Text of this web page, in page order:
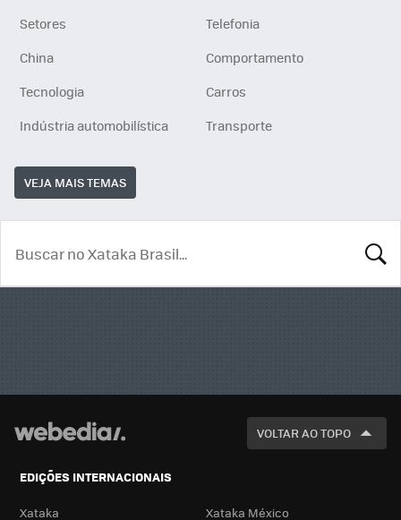
Setores
Telefonia
China
Comportamento
Tecnologia
Carros
Indústria automobilística
Transporte
VEJA MAIS TEMAS
VOLTAR AO TOPO
EDIÇÕES INTERNACIONAIS
Xataka Xataka México